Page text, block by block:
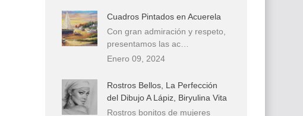
Cuadros Pintados en Acuerela
Con gran admiración y respeto,
presentamos las ac…
Enero 09, 2024
Rostros Bellos, La Perfección
del Dibujo A Lápiz, Biryulina Vita
Rostros bonitos de mujeres